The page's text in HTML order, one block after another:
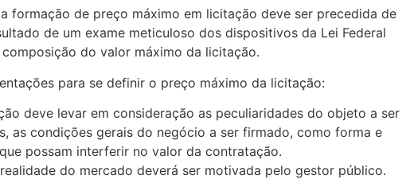
formação de preço máximo em licitação deve ser precedida de
de um exame meticuloso dos dispositivos da Lei Federal
do valor máximo da licitação.
para se definir o preço máximo da licitação:
deve levar em consideração as peculiaridades do objeto a ser
as condições gerais do negócio a ser firmado, como forma e
possam interferir no valor da contratação.
do mercado deverá ser motivada pelo gestor público.